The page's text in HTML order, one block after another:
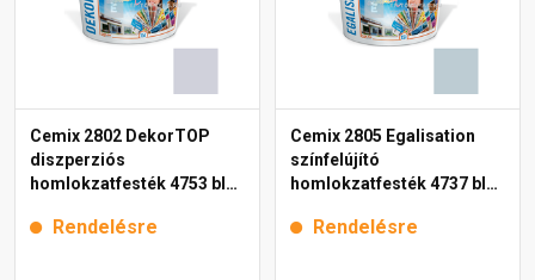
Cemix 2802 DekorTOP
diszperziós
homlokzatfesték 4753 blue
Rendelésre
Cemix 2805 Egalisation
színfelújító
homlokzatfesték 4737 blue
Rendelésre